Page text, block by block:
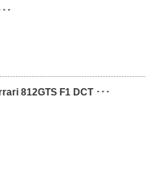
･
812GTS F1 DCT ･･･